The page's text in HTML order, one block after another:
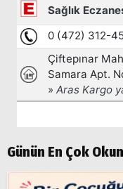
Günün En Çok